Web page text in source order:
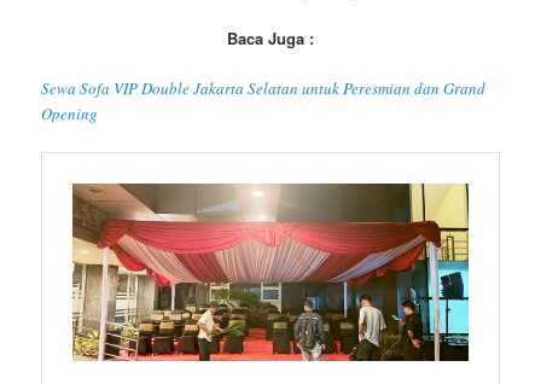
Baca Juga :
Sewa Sofa VIP Double Jakarta Selatan untuk Peresmian dan Grand
Opening